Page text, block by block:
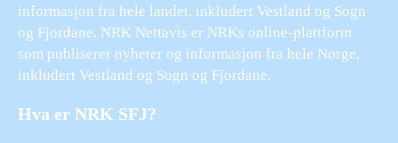
informasjon fra hele landet, inkludert Vestland og Sogn
og Fjordane. NRK Nettavis er NRKs online-plattform
som publiserer nyheter og informasjon fra hele Norge,
inkludert Vestland og Sogn og Fjordane.
Hva er NRK SFJ?